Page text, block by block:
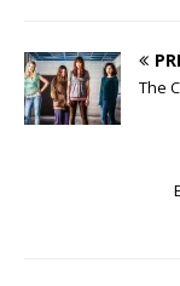
The